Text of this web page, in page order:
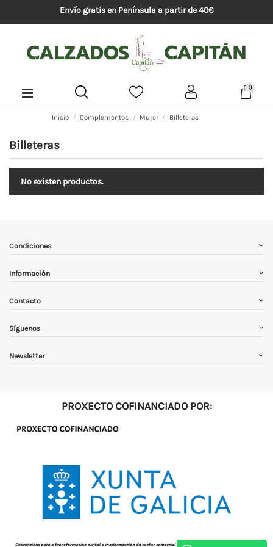
Envío gratis en Península a partir de 40€
0
Inicio Complementos Mujer Billeteras
Billeteras
No existen productos.
Condiciones
Información
Contacto
Síguenos
Newsletter
PROXECTO COFINANCIADO POR: